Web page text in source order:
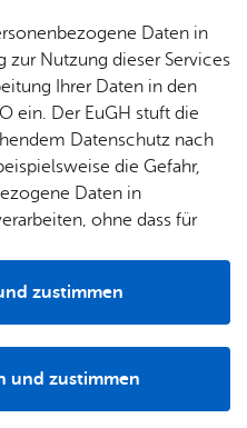
Bau­
stel­len
& Um­
lei­tun­
Um­
welt &
Kli­ma­
Sa­nie­
ren &
bi­li­en
Stadt­
Fa­mi­lie
& Kin­
der
Se­nio­
ren
Woh­
nen
re­frei
Pfle­ge
& Un­
ter­stüt­
zung
Daten in
zur Nutzung dieser Services
Ihrer Daten in den
ein. Der EuGH stuft die
Datenschutz nach
die Gefahr,
Daten in
ohne dass für
und zustimmen
zustimmen